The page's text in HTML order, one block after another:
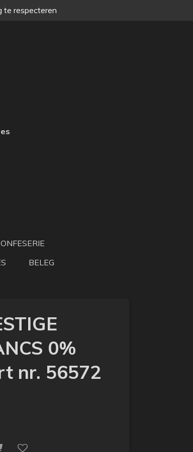
te respecteren
BELEG
0%
nr. 56572